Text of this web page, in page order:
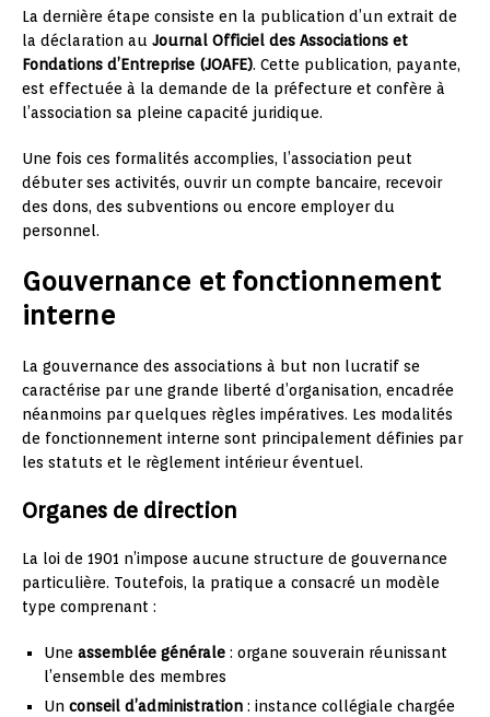
La dernière étape consiste en la publication d’un extrait de
la déclaration au Journal Officiel des Associations et
Fondations d’Entreprise (JOAFE). Cette publication, payante,
est effectuée à la demande de la préfecture et confère à
l’association sa pleine capacité juridique.
Une fois ces formalités accomplies, l’association peut
débuter ses activités, ouvrir un compte bancaire, recevoir
des dons, des subventions ou encore employer du
personnel.
Gouvernance et fonctionnement
interne
La gouvernance des associations à but non lucratif se
caractérise par une grande liberté d’organisation, encadrée
néanmoins par quelques règles impératives. Les modalités
de fonctionnement interne sont principalement définies par
les statuts et le règlement intérieur éventuel.
Organes de direction
La loi de 1901 n’impose aucune structure de gouvernance
particulière. Toutefois, la pratique a consacré un modèle
type comprenant :
Une assemblée générale : organe souverain réunissant
l’ensemble des membres
Un conseil d’administration : instance collégiale chargée